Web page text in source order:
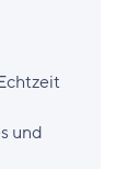
und